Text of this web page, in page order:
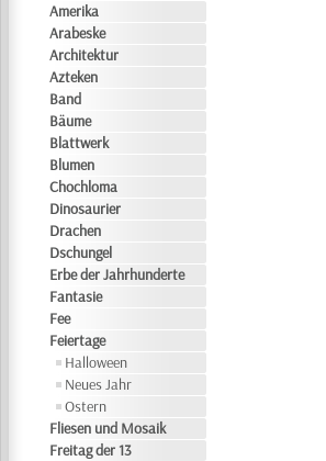
Amerika
Arabeske
Architektur
Azteken
Band
Bäume
Blattwerk
Blumen
Chochloma
Dinosaurier
Drachen
Dschungel
Erbe der Jahrhunderte
Fantasie
Fee
Feiertage
Halloween
Neues Jahr
Ostern
Fliesen und Mosaik
Freitag der 13